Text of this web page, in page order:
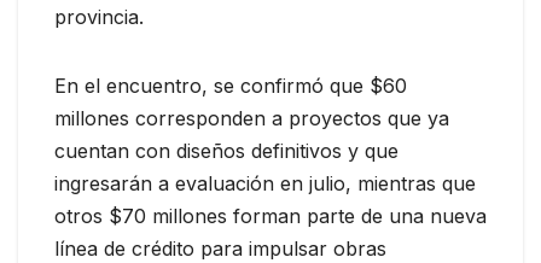
provincia.
En el encuentro, se confirmó que $60
millones corresponden a proyectos que ya
cuentan con diseños definitivos y que
ingresarán a evaluación en julio, mientras que
otros $70 millones forman parte de una nueva
línea de crédito para impulsar obras